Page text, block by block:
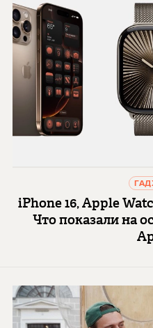
iPhone 16, Apple
Что показали на